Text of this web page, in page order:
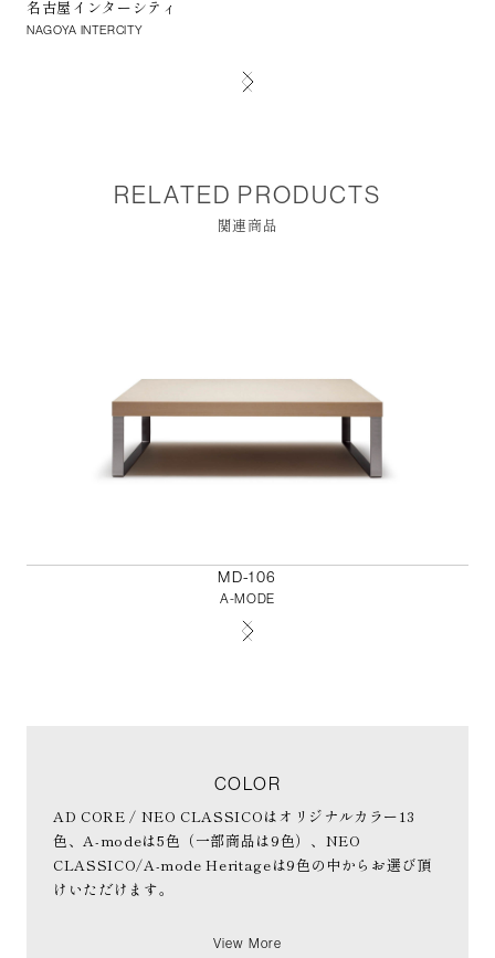
名古屋インターシティ
NAGOYA INTERCITY
RELATED PRODUCTS
関連商品
MD-106
A-MODE
COLOR
AD CORE / NEO CLASSICOはオリジナルカラー13
色、A-modeは5色（一部商品は9色）、NEO
CLASSICO/A-mode Heritageは9色の中からお選び頂
けいただけます。
View More